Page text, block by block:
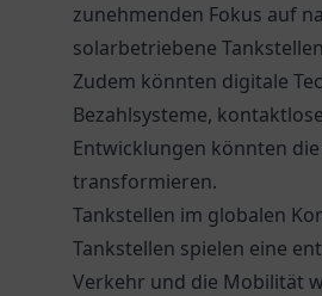
zunehmenden Fokus auf
solarbetriebene
Zudem könnten digitale
Bezahlsysteme,
Entwicklungen könnten
transformieren.
Tankstellen im globalen
Tankstellen spielen eine
Verkehr und die Mobilität